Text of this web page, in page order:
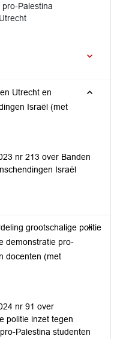
Palestina
Utrecht en
Israël (met
nr 213 over Banden
Israël
grootschalige politie
demonstratie pro-
docenten (met
nr 91 over
politie inzet tegen
Palestina studenten